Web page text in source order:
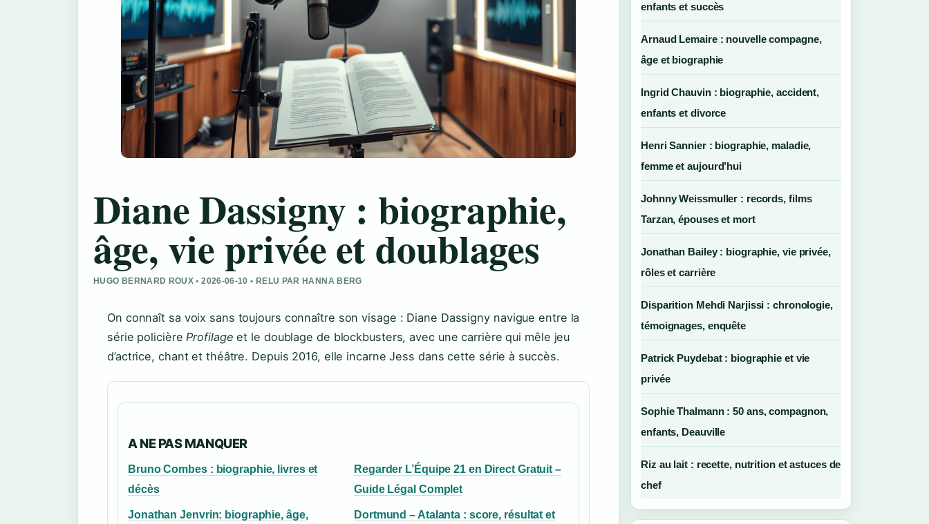
Diane Dassigny : biographie,
âge, vie privée et doublages
HUGO BERNARD ROUX • 2026-06-10 • RELU PAR HANNA BERG
On connaît sa voix sans toujours connaître son visage : Diane Dassigny navigue entre la
série policière Profilage et le doublage de blockbusters, avec une carrière qui mêle jeu
d’actrice, chant et théâtre. Depuis 2016, elle incarne Jess dans cette série à succès.
A NE PAS MANQUER
Bruno Combes : biographie, livres et
décès
Regarder L’Équipe 21 en Direct Gratuit –
Guide Légal Complet
Jonathan Jenvrin: biographie, âge,
Dortmund – Atalanta : score, résultat et
enfants et succès
Arnaud Lemaire : nouvelle compagne,
âge et biographie
Ingrid Chauvin : biographie, accident,
enfants et divorce
Henri Sannier : biographie, maladie,
femme et aujourd’hui
Johnny Weissmuller : records, films
Tarzan, épouses et mort
Jonathan Bailey : biographie, vie privée,
rôles et carrière
Disparition Mehdi Narjissi : chronologie,
témoignages, enquête
Patrick Puydebat : biographie et vie
privée
Sophie Thalmann : 50 ans, compagnon,
enfants, Deauville
Riz au lait : recette, nutrition et astuces de
chef